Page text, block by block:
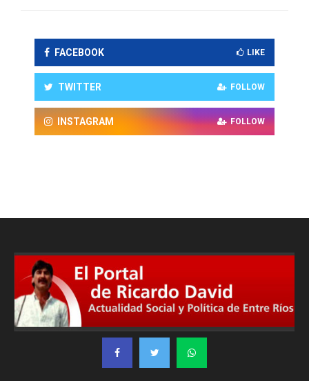
FACEBOOK LIKE
TWITTER FOLLOW
INSTAGRAM FOLLOW